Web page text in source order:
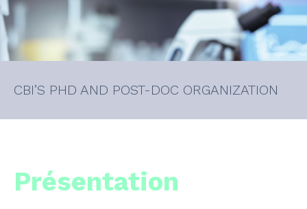
CBI’S PHD AND POST-DOC ORGANIZATION
Présentation